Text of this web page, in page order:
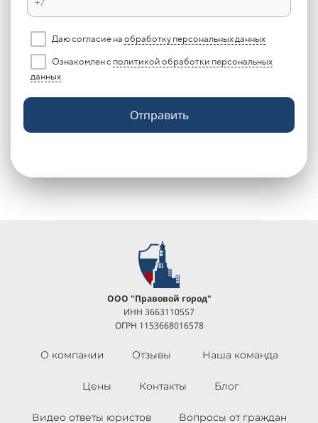
Даю согласие на обработку персональных данных
Ознакомлен с политикой обработки персональных
данных
Отправить
ООО "Правовой город"
ИНН 3663110557
ОГРН 1153668016578
О компании Отзывы Наша команда
Цены Контакты Блог
Видео ответы юристов Вопросы от граждан